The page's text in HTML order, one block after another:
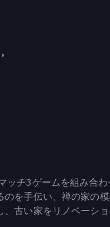
ッチ3ゲームを組み合
を手伝い、禅の家の
古い家をリノベーシ